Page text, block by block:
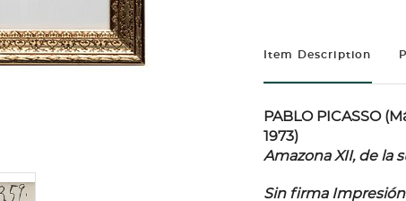
Item Description
PABLO PICASSO
1973)
Amazona XII, de la
Sin firma